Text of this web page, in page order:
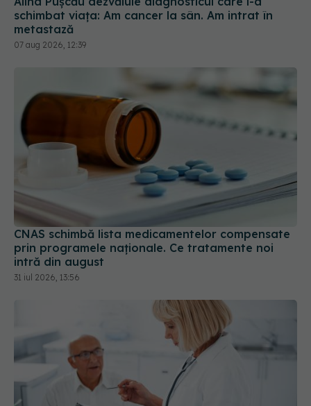
CNAS schimbă lista medicamentelor compensate
prin programele naționale. Ce tratamente noi
intră din august
31 iul 2026, 13:56